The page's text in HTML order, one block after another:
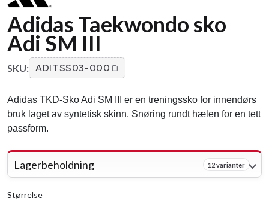
Adidas Taekwondo sko
Adi SM III
SKU: ADITSS03-000
Adidas TKD-Sko Adi SM III er en treningssko for innendørs
bruk laget av syntetisk skinn. Snøring rundt hælen for en tett
passform.
Lagerbeholdning 12 varianter
Størrelse